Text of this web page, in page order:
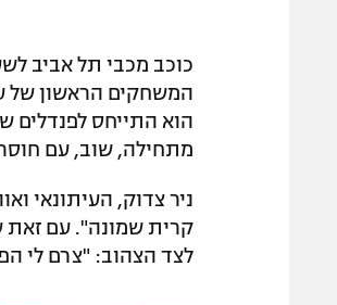
כוכב מכבי תל אביב
הוא התייחס לפנדלים
מתחילה, שוב, עם
ניר צדוק, העיתונאי
קרית שמונה". עם זאת
לצד הצהוב: "צרם לי